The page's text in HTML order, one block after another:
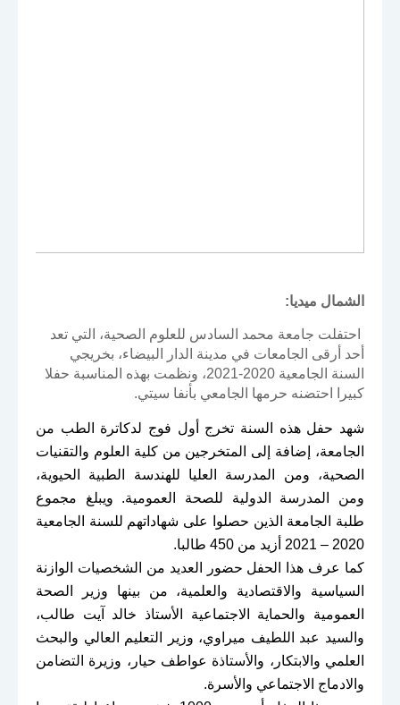
الشمال ميديا:
احتفلت جامعة محمد السادس للعلوم الصحية، التي تعد
أحد أرقى الجامعات في مدينة الدار البيضاء، بخريجي
السنة الجامعية 2020-2021، ونظمت بهذه المناسبة حفلا
كبيرا احتضنه حرمها الجامعي بأنفا سيتي.
شهد حفل هذه السنة تخرج أول فوج لدكاترة الطب من
الجامعة، إضافة إلى المتخرجين من كلية العلوم والتقنيات
الصحية، ومن المدرسة العليا للهندسة الطبية الحيوية،
ومن المدرسة الدولية للصحة العمومية. ويبلغ مجموع
طلبة الجامعة الذين حصلوا على شهاداتهم للسنة الجامعية
2020 – 2021 أزيد من 450 طالبا
.
كما عرف هذا الحفل حضور العديد من الشخصيات الوازنة
السياسية والاقتصادية والعلمية، من بينها وزير الصحة
العمومية والحماية الاجتماعية الأستاذ خالد آيت طالب،
والسيد عبد اللطيف ميراوي، وزير التعليم العالي والبحث
العلمي والابتكار، والأستاذة عواطف حيار، وزيرة التضامن
والادماج الاجتماعي والأسرة.